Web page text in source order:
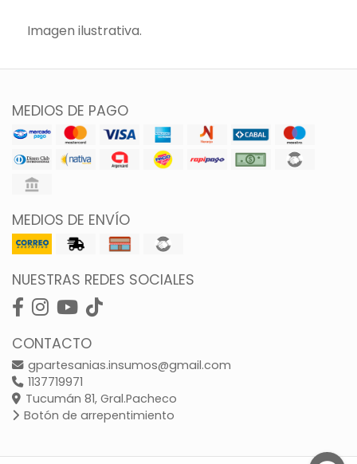
Imagen ilustrativa.
MEDIOS DE PAGO
MEDIOS DE ENVÍO
NUESTRAS REDES SOCIALES
CONTACTO
gpartesanias.insumos@gmail.com
1137719971
Tucumán 81, Gral.Pacheco
Botón de arrepentimiento